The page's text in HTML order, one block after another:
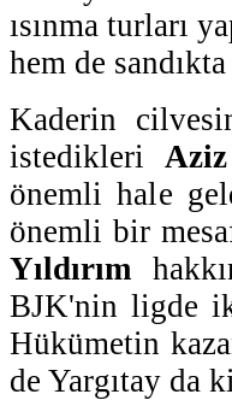
ısınma turları
hem de
Kaderin
istedikleri
önemli hale
önemli bir
Yıldırım
BJK'nin ligde
Hükümetin
de Yargıtay da